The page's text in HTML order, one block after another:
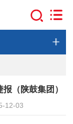
（陕鼓集团）
12-03